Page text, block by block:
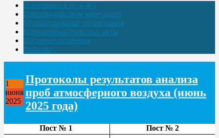
Информация по 8-ФЗ
Противодействие коррупции
Муниципальные образования
Нормативно-правовые акты
Интернет-приёмная
Выборы
1
июня
2025
Протоколы результатов анализа
проб атмосферного воздуха (июнь
2025 года)
Пост № 1 Пост № 2